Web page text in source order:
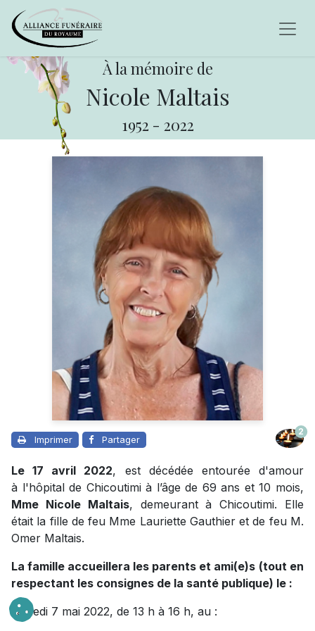
À la mémoire de
Nicole Maltais
1952 - 2022
Imprimer Partager
2
Le 17 avril 2022, est décédée entourée d'amour
à l'hôpital de Chicoutimi à l’âge de 69 ans et 10 mois,
Mme Nicole Maltais, demeurant à Chicoutimi. Elle
était la fille de feu Mme Lauriette Gauthier et de feu M.
Omer Maltais.
La famille accueillera les parents et ami(e)s (tout en
respectant les consignes de la santé publique) le :
samedi 7 mai 2022, de 13 h à 16 h, au :